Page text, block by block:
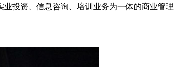
投资、信息咨询、培训业务为一体的商业管理